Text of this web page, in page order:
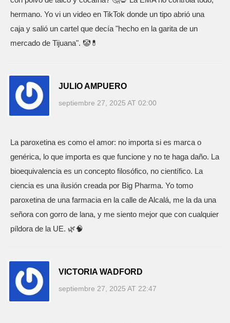
hermano. Yo vi un video en TikTok donde un tipo abrió una
caja y salió un cartel que decía "hecho en la garita de un
mercado de Tijuana". 🤡💊
JULIO AMPUERO
septiembre 27, 2025 AT 02:00
La paroxetina es como el amor: no importa si es marca o
genérica, lo que importa es que funcione y no te haga daño. La
bioequivalencia es un concepto filosófico, no científico. La
ciencia es una ilusión creada por Big Pharma. Yo tomo
paroxetina de una farmacia en la calle de Alcalá, me la da una
señora con gorro de lana, y me siento mejor que con cualquier
píldora de la UE. 🌿🧠
VICTORIA WADFORD
septiembre 27, 2025 AT 22:47